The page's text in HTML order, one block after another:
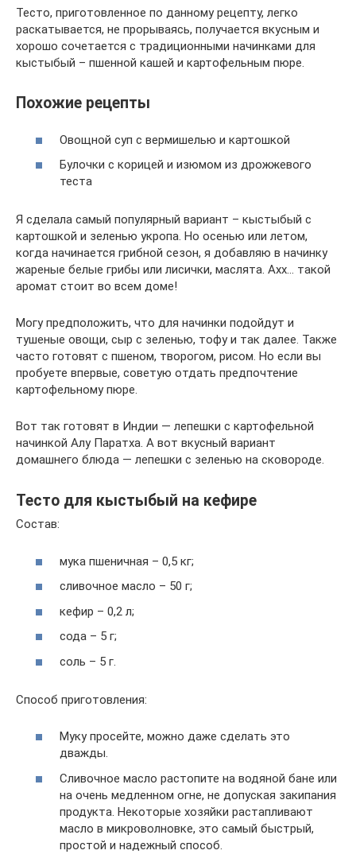
Тесто, приготовленное по данному рецепту, легко
раскатывается, не прорываясь, получается вкусным и
хорошо сочетается с традиционными начинками для
кыстыбый – пшенной кашей и картофельным пюре.
Похожие рецепты
Овощной суп с вермишелью и картошкой
Булочки с корицей и изюмом из дрожжевого
теста
Я сделала самый популярный вариант – кыстыбый с
картошкой и зеленью укропа. Но осенью или летом,
когда начинается грибной сезон, я добавляю в начинку
жареные белые грибы или лисички, маслята. Ахх… такой
аромат стоит во всем доме!
Могу предположить, что для начинки подойдут и
тушеные овощи, сыр с зеленью, тофу и так далее. Также
часто готовят с пшеном, творогом, рисом. Но если вы
пробуете впервые, советую отдать предпочтение
картофельному пюре.
Вот так готовят в Индии — лепешки с картофельной
начинкой Алу Паратха. А вот вкусный вариант
домашнего блюда — лепешки с зеленью на сковороде.
Тесто для кыстыбый на кефире
Состав:
мука пшеничная – 0,5 кг;
сливочное масло – 50 г;
кефир – 0,2 л;
сода – 5 г;
соль – 5 г.
Способ приготовления:
Муку просейте, можно даже сделать это
дважды.
Сливочное масло растопите на водяной бане или
на очень медленном огне, не допуская закипания
продукта. Некоторые хозяйки растапливают
масло в микроволновке, это самый быстрый,
простой и надежный способ.